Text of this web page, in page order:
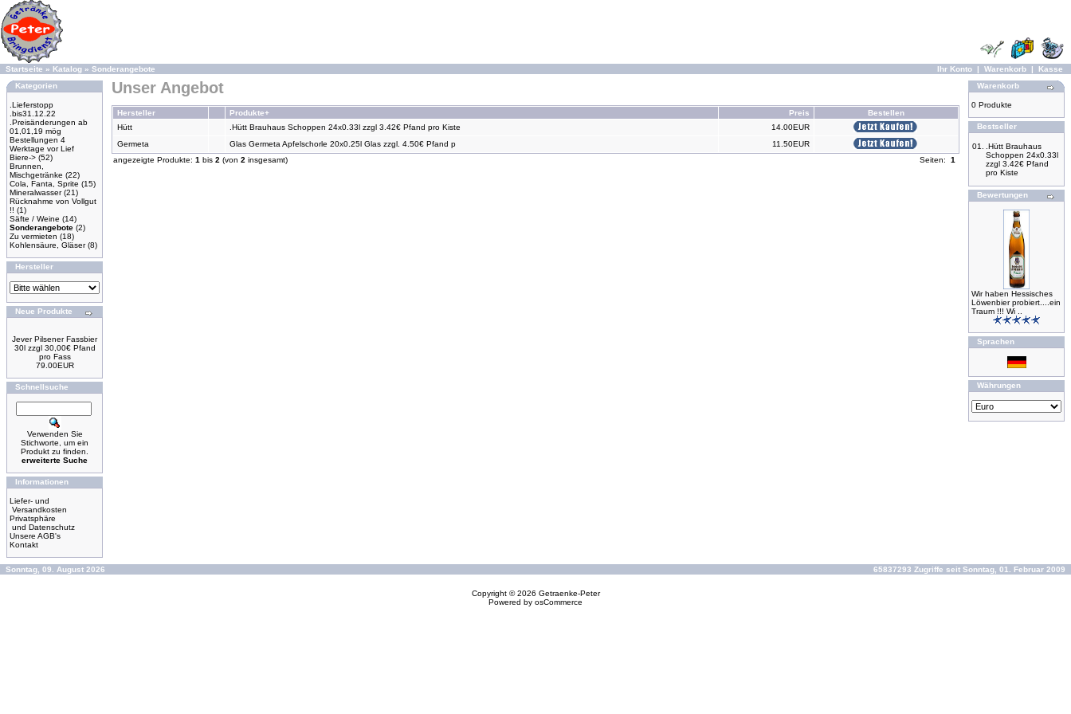
Startseite » Katalog » Sonderangebote Ihr Konto | Warenkorb | Kasse
Kategorien
.Lieferstopp
.bis31.12.22
.Preisänderungen ab
01,01,19 mög
Bestellungen 4
Werktage vor Lief
Biere-> (52)
Brunnen,
Mischgetränke (22)
Cola, Fanta, Sprite (15)
Mineralwasser(21)
Rücknahme von Vollgut
!! (1)
Säfte / Weine (14)
Sonderangebote (2)
Zu vermieten (18)
Kohlensäure, Gläser(8)
Hersteller
Neue Produkte
Jever Pilsener Fassbier
30l zzgl 30,00€ Pfand
pro Fass
79.00EUR
Schnellsuche
Verwenden Sie
Stichworte, um ein
Produkt zu finden.
erweiterte Suche
Informationen
Liefer- und
Versandkosten
Privatsphäre
und Datenschutz
Unsere AGB's
Kontakt
Unser Angebot
Hersteller Produkte+ Preis
Bestellen
Hütt
.Hütt Brauhaus Schoppen 24x0.33l zzgl 3.42€ Pfand pro Kiste
14.00EUR
Germeta
Glas Germeta Apfelschorle 20x0.25l Glas zzgl. 4.50€ Pfand p
11.50EUR
angezeigte Produkte: 1 bis 2 (von 2 insgesamt) Seiten: 1
Warenkorb
0 Produkte
Bestseller
01.
.Hütt Brauhaus
Schoppen 24x0.33l
zzgl 3.42€ Pfand
pro Kiste
Bewertungen
Wir haben Hessisches
Löwenbier probiert....ein
Traum !!! Wi ..
Sprachen
Währungen
Sonntag, 09. August 2026 65837293 Zugriffe seit Sonntag, 01. Februar 2009
Copyright © 2026 Getraenke-Peter
Powered by osCommerce